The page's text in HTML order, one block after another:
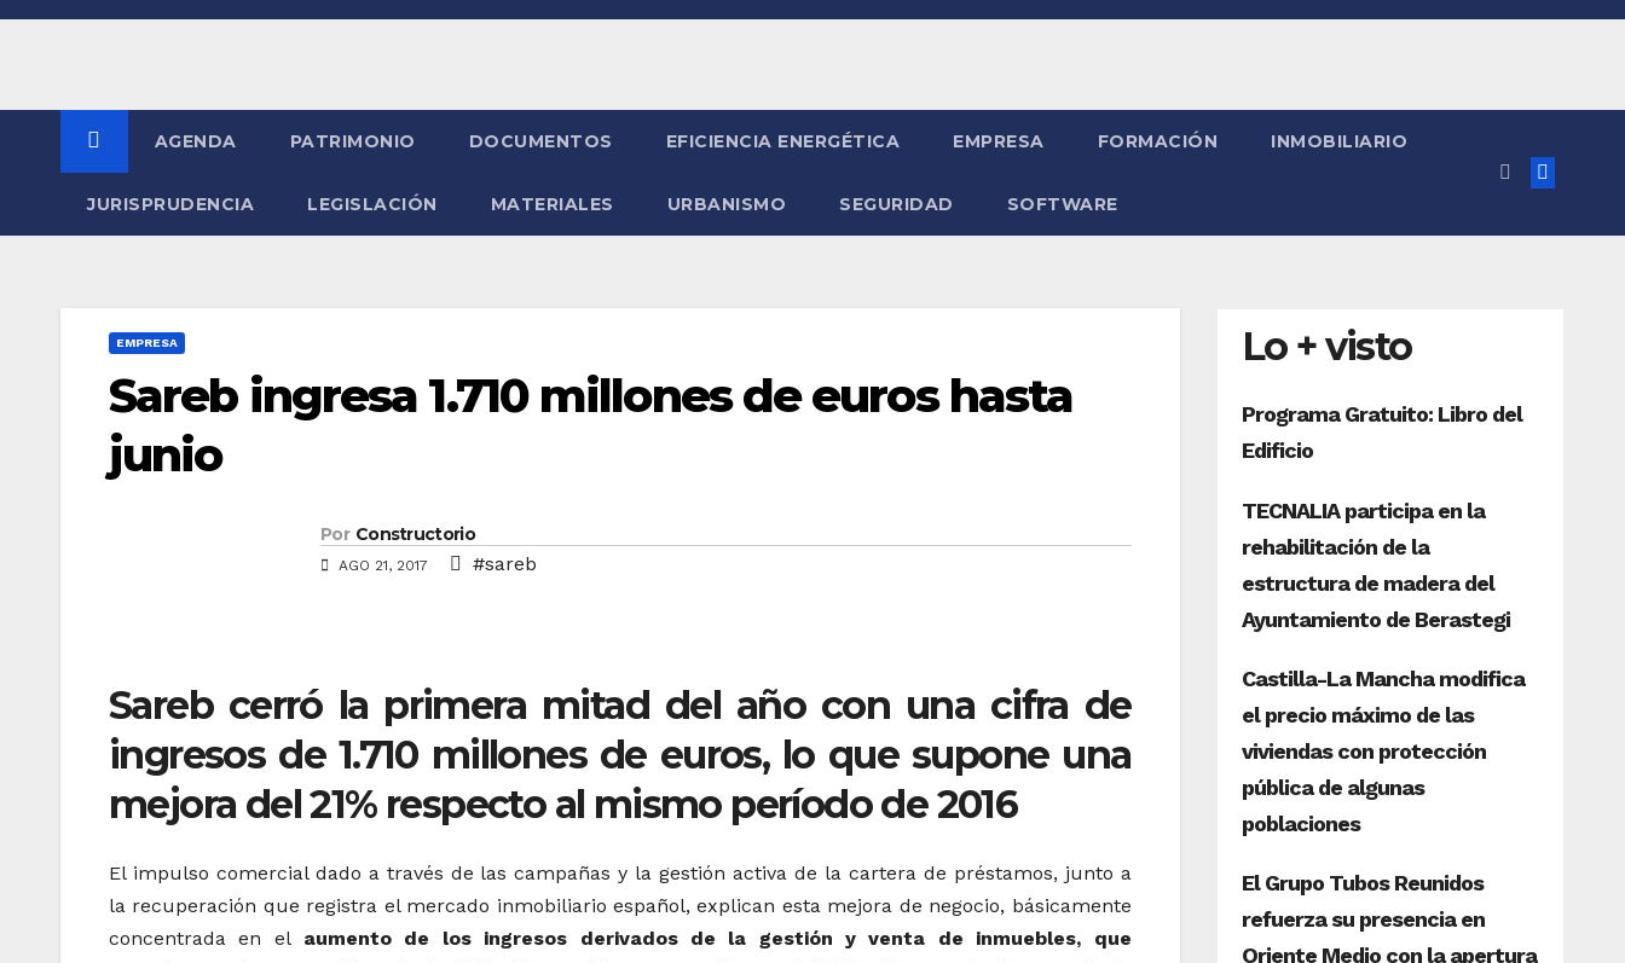
Saltar
AGENDA PATRIMONIO DOCUMENTOS EFICIENCIA ENERGÉTICA EMPRESA FORMACIÓN INMOBILIARIO
JURISPRUDENCIA LEGISLACIÓN MATERIALES URBANISMO SEGURIDAD SOFTWARE
EMPRESA
Sareb ingresa 1.710 millones de euros hasta
junio
Por Constructorio
AGO 21, 2017 #sareb
Sareb cerró la primera mitad del año con una cifra de
ingresos de 1.710 millones de euros, lo que supone una
mejora del 21% respecto al mismo período de 2016
El impulso comercial dado a través de las campañas y la gestión activa de la cartera de préstamos, junto a
la recuperación que registra el mercado inmobiliario español, explican esta mejora de negocio, básicamente
concentrada en el aumento de los ingresos derivados de la gestión y venta de inmuebles, que
Lo + visto